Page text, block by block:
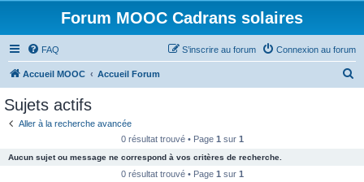
Forum MOOC Cadrans solaires
FAQ Connexion au forum
S’inscrire au forum
Accueil MOOC Accueil Forum
Sujets actifs
Aller à la recherche avancée
0 résultat trouvé • Page 1 sur 1
Aucun sujet ou message ne correspond à vos critères de recherche.
0 résultat trouvé • Page 1 sur 1